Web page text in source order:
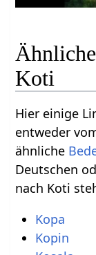
Koti
Hier einige
entweder
ähnliche
Deutschen
nach Koti
Kopa
Kopin